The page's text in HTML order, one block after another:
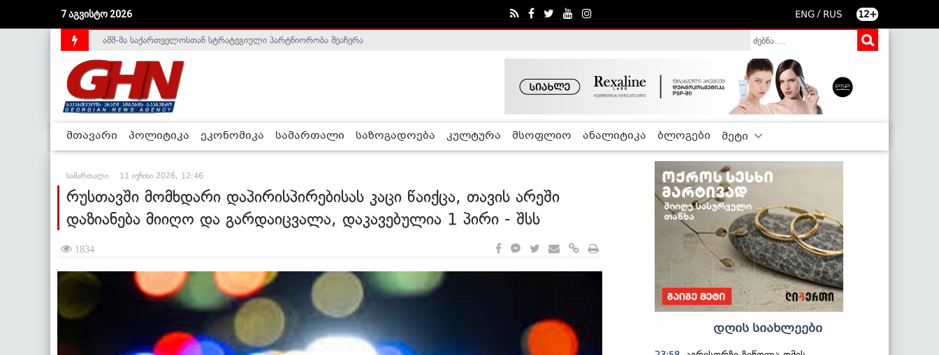
7 აგვისტო 2026 ENG / RUS 12+
საქართველოს დე-ფაქტო მთავრობა არალეგიტიმურია - ჰელსინკის კომისია
აშშ-მა საქართველოსთან სტრატეგიული პარტნიორობა შეაჩერა
მთავარი პოლიტიკა ეკონომიკა სამართალი საზოგადოება კულტურა მსოფლიო ანალიტიკა ბლოგები მეტი
სამართალი 11 ივნისი 2026, 12:46
რუსთავში მომხდარი დაპირისპირებისას კაცი წაიქცა, თავის არეში
დაზიანება მიიღო და გარდაიცვალა, დაკავებულია 1 პირი - შსს
1834
დღის სიახლეები